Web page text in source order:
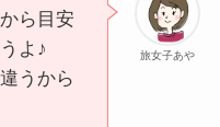
旅女子あや
ら目安
よ♪
うから